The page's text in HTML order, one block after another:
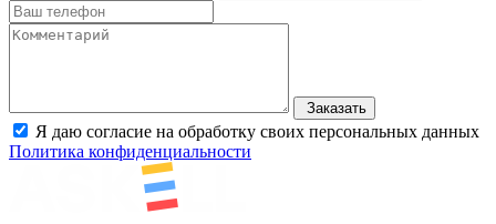
Заказать
Я даю согласие на обработку своих персональных данных
Политика конфиденциальности